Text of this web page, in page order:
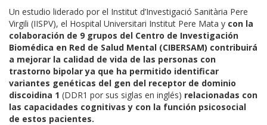
Un estudio liderado por el Institut d’Investigació Sanitària Pere
Virgili (IISPV), el Hospital Universitari Institut Pere Mata y con la
colaboración de 9 grupos del Centro de Investigación
Biomédica en Red de Salud Mental (CIBERSAM) contribuirá
a mejorar la calidad de vida de las personas con
trastorno bipolar ya que ha permitido identificar
variantes genéticas del gen del receptor de dominio
discoidina 1 (DDR1 por sus siglas en inglés) relacionadas con
las capacidades cognitivas y con la función psicosocial
de estos pacientes.